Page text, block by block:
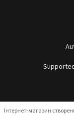
Інтернет-магазин